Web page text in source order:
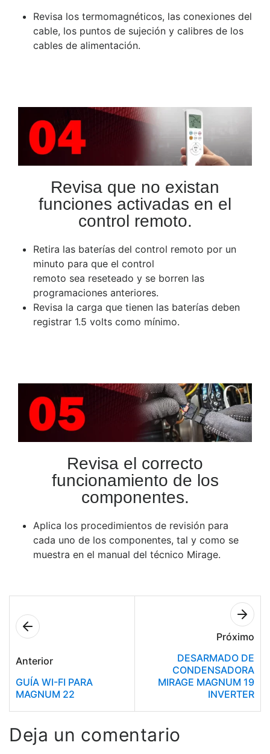
Revisa los termomagnéticos, las conexiones del
cable, los puntos de sujeción y calibres de los
cables de alimentación.
Revisa que no existan
funciones activadas en el
control remoto.
Retira las baterías del control remoto por un
minuto para que el control
remoto sea reseteado y se borren las
programaciones anteriores.
Revisa la carga que tienen las baterías deben
registrar 1.5 volts como mínimo.
Revisa el correcto
funcionamiento de los
componentes.
Aplica los procedimientos de revisión para
cada uno de los componentes, tal y como se
muestra en el manual del técnico Mirage.
Anterior
GUÍA WI-FI PARA
MAGNUM 22
Próximo
DESARMADO DE
CONDENSADORA
MIRAGE MAGNUM 19
INVERTER
Deja un comentario